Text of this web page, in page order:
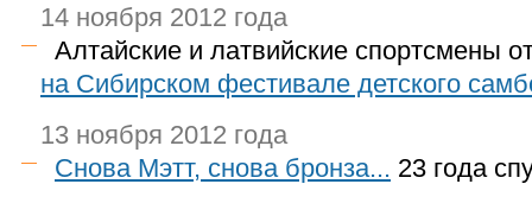
14 ноября 2012 года
Алтайские и латвийские спортсмены
на Сибирском фестивале детского
13 ноября 2012 года
Снова Мэтт, снова бронза... 23 года